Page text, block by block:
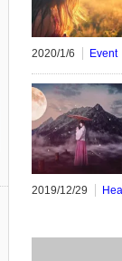
2020/1/6 Event
2019/12/29